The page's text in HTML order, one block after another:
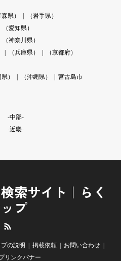
森県）
（岩手県）
（愛知県）
（神奈川県）
（兵庫県）
（京都府）
） （沖縄県） 宮古島市
-中部-
-近畿-
索サイト｜らく
プ
の説明 掲載依頼
お問い合わせ
リンクバナー